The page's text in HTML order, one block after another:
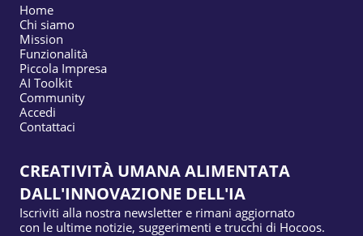
Home
Chi siamo
Mission
Funzionalità
Piccola Impresa
AI Toolkit
Community
Accedi
Contattaci
CREATIVITÀ UMANA ALIMENTATA
DALL'INNOVAZIONE DELL'IA
Iscriviti alla nostra newsletter e rimani aggiornato
con le ultime notizie, suggerimenti e trucchi di Hocoos.